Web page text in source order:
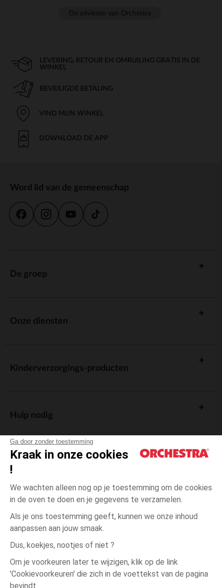
Ga door zonder toestemming
Kraak in onze cookies
!
We wachten alleen nog op je toestemming om de cookies
in de oven te doen en je gegevens te verzamelen.
Als je ons toestemming geeft, kunnen we onze inhoud
aanpassen aan jouw smaak.
Dus, koekjes, nootjes of niet ?
Om je voorkeuren later te wijzigen, klik op de link
'Cookievoorkeuren' die zich in de voettekst van de pagina
bevindt.
Ecru Ecru
15-
LEVERING, RETOUR EN OMRUILING GRATIS IN DE
WINKEL
BEVEILIGDE BETALING
VIND MIJN WINKEL
DOWNLOAD DE APP
Word lid van de gemeenschap
De groep
Onze diensten
Kinderverzorgings-producten
Hulp nodig
Algemene verkoopsvoorwaarden
Wettelijke bepalingen
Persoonsgegevens